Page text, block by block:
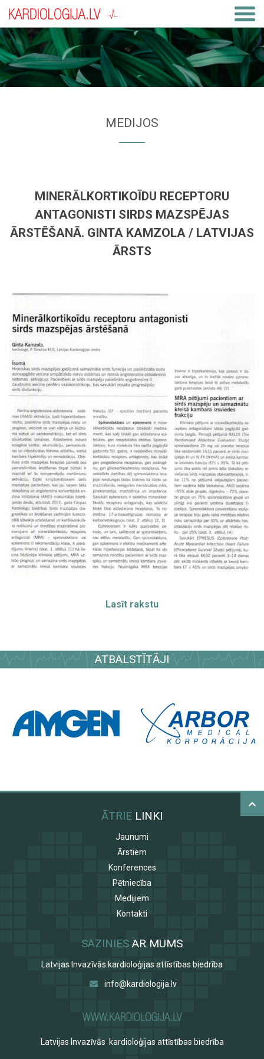
MEDIJOS
MINERĀLKORTIKOĪDU RECEPTORU
ANTAGONISTI SIRDS MAZSPĒJAS
ĀRSTĒŠANĀ. GINTA KAMZOLA / LATVIJAS
ĀRSTS
Lasīt rakstu
ATBALSTĪTĀJI
ĀTRIE LINKI
Jaunumi
Ārstiem
Konferences
Pētniecība
Medijiem
Kontakti
SAZINIES AR MUMS
Latvijas Invazīvās kardioloģijas attīstības biedrība
info@kardiologija.lv
Latvijas Invazīvās kardioloģijas attīstības biedrība